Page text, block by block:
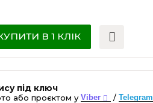
В 1 КЛІК
під ключ
або проєктом уViber / Telegram